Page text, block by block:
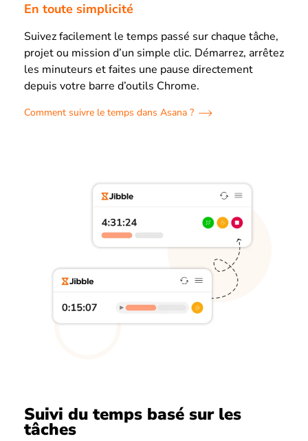
En toute simplicité
Suivez facilement le temps passé sur chaque tâche,
projet ou mission d’un simple clic. Démarrez, arrêtez
les minuteurs et faites une pause directement
depuis votre barre d’outils Chrome.
Comment suivre le temps dans Asana ?
Suivi du temps basé sur les
tâches